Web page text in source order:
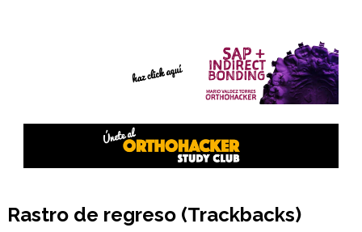
Interacciones
Rastro de regreso (Trackbacks)